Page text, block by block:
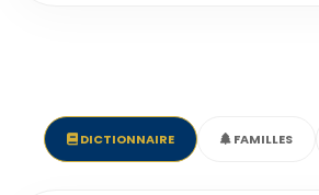
DICTIONNAIRE FAMILLES